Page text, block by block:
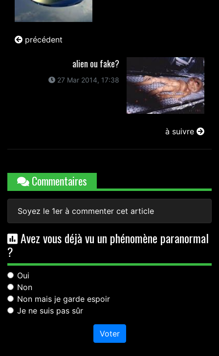
précédent
alien ou fake?
27 Mar 2014, 17:38
à suivre
Commentaires
Soyez le 1er à commenter cet article
Avez vous déjà vu un phénomène paranormal
?
Oui
Non
Non mais je garde espoir
Je ne suis pas sûr
Voter